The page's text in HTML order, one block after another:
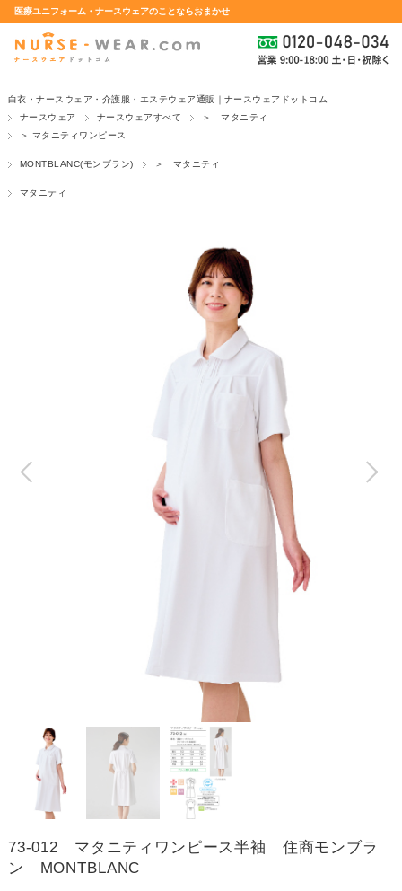
医療ユニフォーム・ナースウェアのことならおまかせ
白衣・ナースウェア・介護服・エステウェア通販｜ナースウェアドットコム
ナースウェア
ナースウェアすべて
＞ マタニティ
＞ マタニティワンピース
MONTBLANC(モンブラン) ＞ マタニティ
マタニティ
73-012 マタニティワンピース半袖 住商モンブラ
ン MONTBLANC